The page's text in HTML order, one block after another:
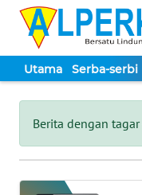
Utama Serba-serbi
Berita dengan tagar
Tutup
UTAMA